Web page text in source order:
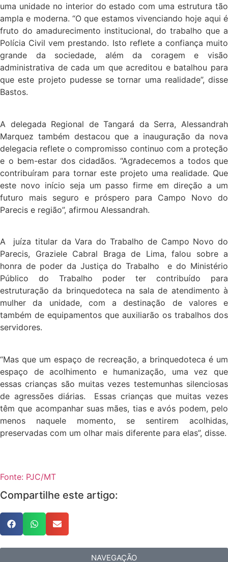
uma unidade no interior do estado com uma estrutura tão
ampla e moderna. “O que estamos vivenciando hoje aqui é
fruto do amadurecimento institucional, do trabalho que a
Polícia Civil vem prestando. Isto reflete a confiança muito
grande da sociedade, além da coragem e visão
administrativa de cada um que acreditou e batalhou para
que este projeto pudesse se tornar uma realidade”, disse
Bastos.
A delegada Regional de Tangará da Serra, Alessandrah
Marquez também destacou que a inauguração da nova
delegacia reflete o compromisso continuo com a proteção
e o bem-estar dos cidadãos. “Agradecemos a todos que
contribuíram para tornar este projeto uma realidade. Que
este novo início seja um passo firme em direção a um
futuro mais seguro e próspero para Campo Novo do
Parecis e região”, afirmou Alessandrah.
A juíza titular da Vara do Trabalho de Campo Novo do
Parecis, Graziele Cabral Braga de Lima, falou sobre a
honra de poder da Justiça do Trabalho e do Ministério
Público do Trabalho poder ter contribuído para
estruturação da brinquedoteca na sala de atendimento à
mulher da unidade, com a destinação de valores e
também de equipamentos que auxiliarão os trabalhos dos
servidores.
“Mas que um espaço de recreação, a brinquedoteca é um
espaço de acolhimento e humanização, uma vez que
essas crianças são muitas vezes testemunhas silenciosas
de agressões diárias. Essas crianças que muitas vezes
têm que acompanhar suas mães, tias e avós podem, pelo
menos naquele momento, se sentirem acolhidas,
preservadas com um olhar mais diferente para elas”, disse.
Fonte: PJC/MT
Compartilhe este artigo:
NAVEGAÇÃO